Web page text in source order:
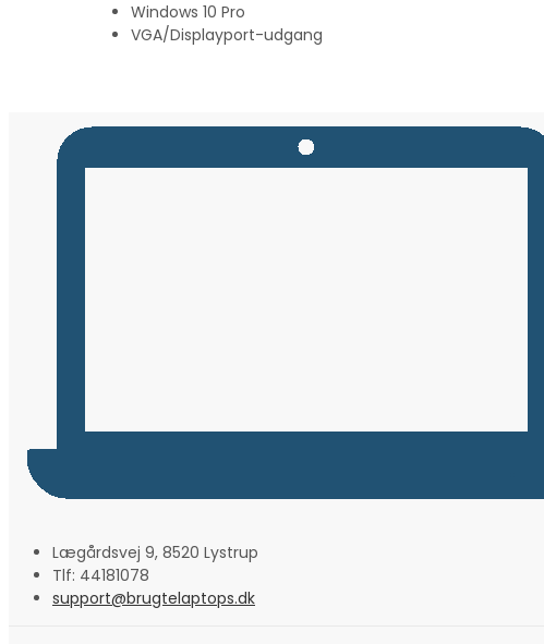
Windows 10 Pro
VGA/Displayport-udgang
Lægårdsvej 9, 8520 Lystrup
Tlf: 44181078
support@brugtelaptops.dk